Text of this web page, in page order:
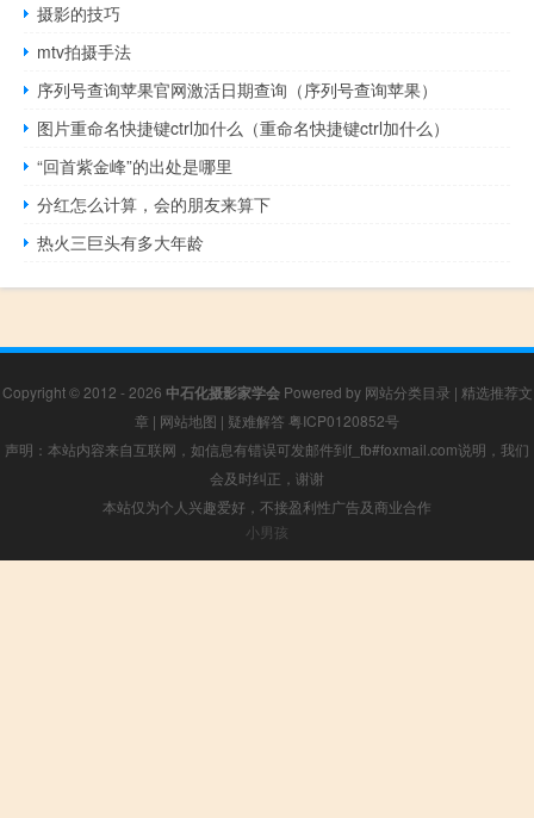
摄影的技巧
mtv拍摄手法
序列号查询苹果官网激活日期查询（序列号查询苹果）
图片重命名快捷键ctrl加什么（重命名快捷键ctrl加什么）
“回首紫金峰”的出处是哪里
分红怎么计算，会的朋友来算下
热火三巨头有多大年龄
Copyright © 2012 - 2026 中石化摄影家学会Powered by 网站分类目录 | 精选推荐文
章 | 网站地图 | 疑难解答 粤ICP0120852号
声明：本站内容来自互联网，如信息有错误可发邮件到f_fb#foxmail.com说明，我们
会及时纠正，谢谢
本站仅为个人兴趣爱好，不接盈利性广告及商业合作
小男孩